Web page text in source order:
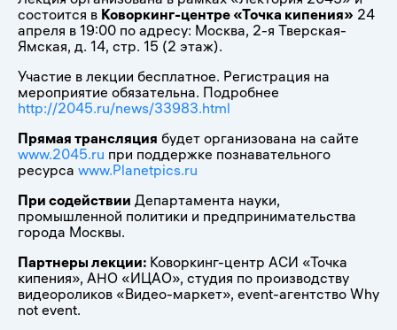
состоится в Коворкинг-центре «Точка кипения» 24
апреля в 19:00 по адресу: Москва, 2-я Тверская-
Ямская, д. 14, стр. 15 (2 этаж).
Участие в лекции бесплатное. Регистрация на
мероприятие обязательна. Подробнее
http://2045.ru/news/33983.html
Прямая трансляция будет организована на сайте
www.2045.ru при поддержке познавательного
ресурса www.Planetpics.ru
При содействии Департамента науки,
промышленной политики и предпринимательства
города Москвы.
Партнеры лекции: Коворкинг-центр АСИ «Точка
кипения», АНО «ИЦАО», студия по производству
видеороликов «Видео-маркет», event-агентство Why
not event.